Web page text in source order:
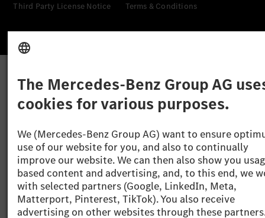
Third Party License Notice
Terms & Conditions